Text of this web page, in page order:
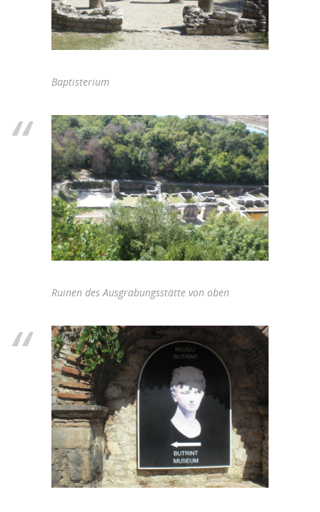
Baptisterium
Ruinen des Ausgrabungsstätte von oben